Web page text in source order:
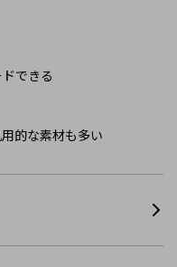
できる
的な素材も多い